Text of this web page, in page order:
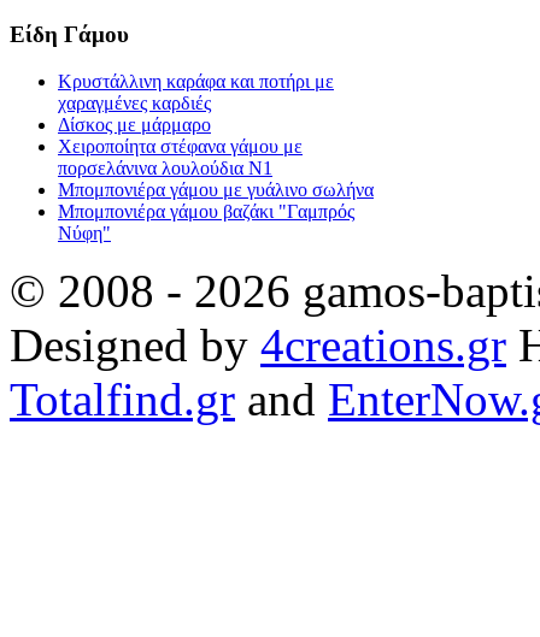
Είδη Γάμου
Κρυστάλλινη καράφα και ποτήρι με
χαραγμένες καρδιές
Δίσκος με μάρμαρο
Χειροποίητα στέφανα γάμου με
πορσελάνινα λουλούδια Ν1
Μπομπονιέρα γάμου με γυάλινο σωλήνα
Μπομπονιέρα γάμου βαζάκι "Γαμπρός
Νύφη"
© 2008 - 2026 gamos-
Designed by 4creations.gr
Totalfind.gr and